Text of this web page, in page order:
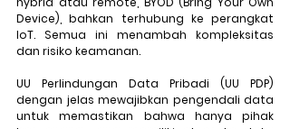
Device), bahkan terhubung ke perangkat
IoT. Semua ini menambah kompleksitas
dan risiko keamanan.
UU Perlindungan Data Pribadi (UU PDP)
dengan jelas mewajibkan pengendali data
untuk memastikan bahwa hanya pihak